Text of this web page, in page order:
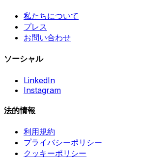
私たちについて
プレス
お問い合わせ
ソーシャル
LinkedIn
Instagram
法的情報
利用規約
プライバシーポリシー
クッキーポリシー